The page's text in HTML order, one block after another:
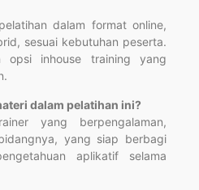
dalam format online,
sesuai kebutuhan peserta.
opsi inhouse training yang
dalam pelatihan ini?
yang berpengalaman,
yang siap berbagi
aplikatif selama